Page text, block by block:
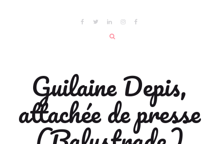
Guilaine Depis,
attachée de presse